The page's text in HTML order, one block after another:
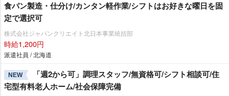
食パン製造・仕分け/カンタン軽作業/シフトはお好きな曜日を固
定で選択可
株式会社ジャパンクリエイト北日本事業統括部
時給1,200円
派遣社員 / 北海道
NEW
「週2から可」調理スタッフ/無資格可/シフト相談可/住
宅型有料老人ホーム/社会保障完備